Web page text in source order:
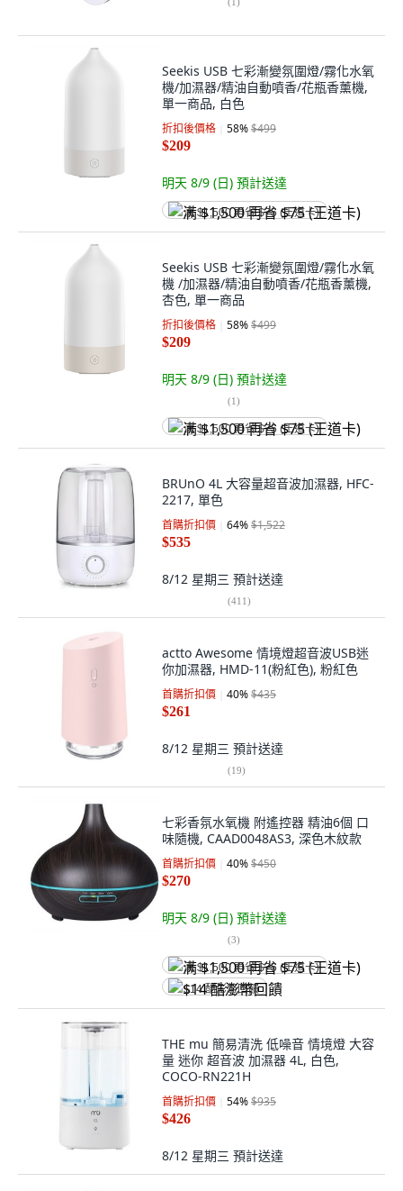
Seekis USB 七彩漸變氛圍燈/霧化水氧
機/加濕器/精油自動噴香/花瓶香薰機,
單一商品, 白色
折扣後價格 58%$499
$209
明天 8/9 (日) 預計送達
满 $1,500 再省 $75 (王道卡)
Seekis USB 七彩漸變氛圍燈/霧化水氧
機 /加濕器/精油自動噴香/花瓶香薰機,
杏色, 單一商品
折扣後價格 58%$499
$209
明天 8/9 (日) 預計送達
(1)
满 $1,500 再省 $75 (王道卡)
BRUnO 4L 大容量超音波加濕器, HFC-
2217, 單色
首購折扣價 64%$1,522
$535
8/12 星期三 預計送達
(411)
actto Awesome 情境燈超音波USB迷
你加濕器, HMD-11(粉紅色), 粉紅色
首購折扣價 40%$435
$261
8/12 星期三 預計送達
(19)
七彩香氛水氧機 附遙控器 精油6個 口
味隨機, CAAD0048AS3, 深色木紋款
首購折扣價 40%$450
$270
明天 8/9 (日) 預計送達
(3)
满 $1,500 再省 $75 (王道卡)
$14 酷澎幣回饋
THE mu 簡易清洗 低噪音 情境燈 大容
量 迷你 超音波 加濕器 4L, 白色,
COCO-RN221H
首購折扣價 54%$935
$426
8/12 星期三 預計送達